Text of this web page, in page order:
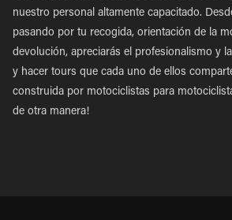
nuestro personal altamente capacitado.
pasando por tu recogida, orientación de la
devolución, apreciarás el profesionalismo y
y hacer tours que cada uno de ellos
construida por motociclistas para
de otra manera!